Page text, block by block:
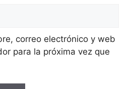
correo electrónico y web
para la próxima vez que